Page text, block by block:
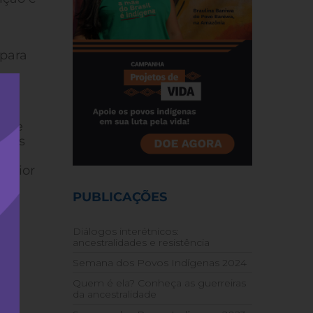
e
PUBLICAÇÕES
Diálogos interétnicos:
ancestralidades e resistência
Semana dos Povos Indígenas 2024
Quem é ela? Conheça as guerreiras
da ancestralidade